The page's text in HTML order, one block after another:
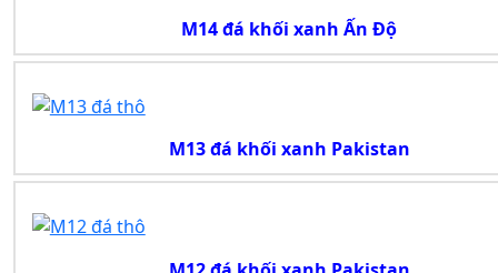
M14 đá khối xanh Ấn Độ
M13 đá khối xanh Pakistan